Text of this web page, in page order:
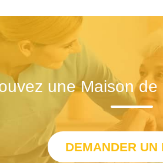
une Maison
DEMANDER UN